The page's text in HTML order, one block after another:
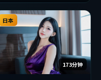
力求突破，探讨人性与抉择，节
奏张弛有度，适合喜欢该类型的
观众完整观看。
173分钟
日本